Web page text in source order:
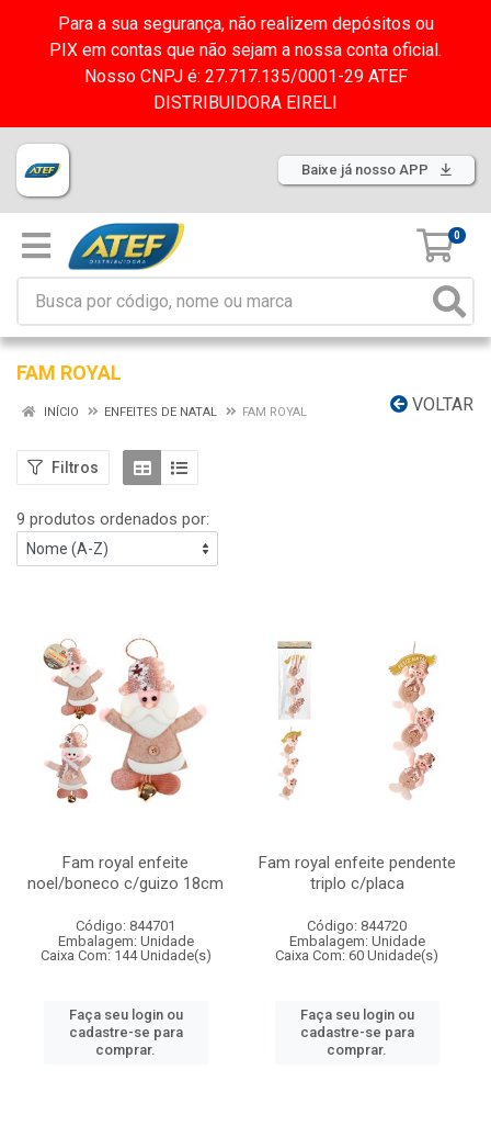
Para a sua segurança, não realizem depósitos ou
PIX em contas que não sejam a nossa conta oficial.
Nosso CNPJ é: 27.717.135/0001-29 ATEF
DISTRIBUIDORA EIRELI
Baixe já nosso APP
0
FAM ROYAL
VOLTAR
INÍCIO ENFEITES DE NATAL FAM ROYAL
Filtros
9 produtos ordenados por:
Fam royal enfeite
noel/boneco c/guizo 18cm
Código: 844701
Embalagem: Unidade
Caixa Com: 144 Unidade(s)
Faça seu login ou
cadastre-se para
comprar.
Fam royal enfeite pendente
triplo c/placa
Código: 844720
Embalagem: Unidade
Caixa Com: 60 Unidade(s)
Faça seu login ou
cadastre-se para
comprar.